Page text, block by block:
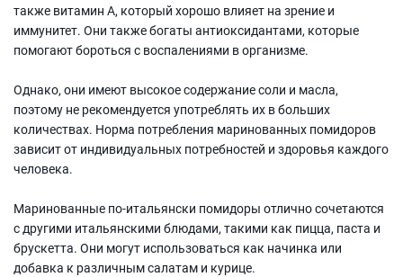
также витамин А, который хорошо влияет на зрение и
иммунитет. Они также богаты антиоксидантами, которые
помогают бороться с воспалениями в организме.
Однако, они имеют высокое содержание соли и масла,
поэтому не рекомендуется употреблять их в больших
количествах. Норма потребления маринованных помидоров
зависит от индивидуальных потребностей и здоровья каждого
человека.
Маринованные по-итальянски помидоры отлично сочетаются
с другими итальянскими блюдами, такими как пицца, паста и
брускетта. Они могут использоваться как начинка или
добавка к различным салатам и курице.